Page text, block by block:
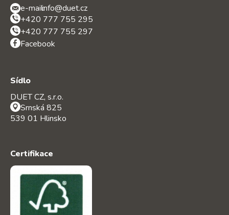
e-mail:info@duet.cz
+420 777 755 295
+420 777 755 297
Facebook
Sídlo
DUET CZ, s.r.o.
Srnská 825
539 01 Hlinsko
Certifikace